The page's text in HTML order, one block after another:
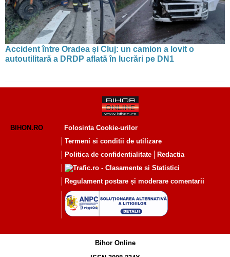
Accident între Oradea și Cluj: un camion a lovit o
autoutilitară a DRDP aflată în lucrări pe DN1
BIHON.RO
Folosinta Cookie-urilor
Termeni si conditii de utilizare
Politica de confidentialitate
Redactia
Regulament postare și moderare comentarii
Bihor Online